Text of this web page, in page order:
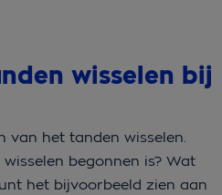
wisselen bij
van het tanden wisselen.
begonnen is? Wat
het bijvoorbeeld zien aan